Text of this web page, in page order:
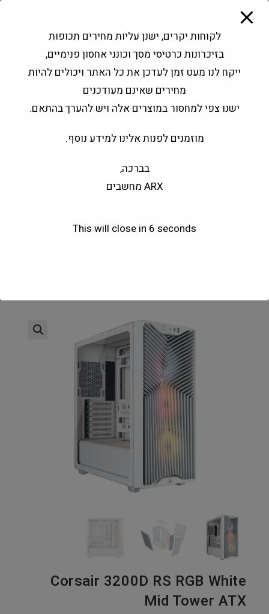
פתח סרגל נגישות
Products
search
החשבון שלי בקשה להצעה
White Mid Tower ATX
Corsair 3200D RS RGB White
Mid Tower ATX
לקוחות יקרים, ישנן עליות מחירים תכופות
בזיכרונות כרטיסי מסך וכונני אחסון פנימיים,
ייקח לנו מעט זמן לעדכן את כל האתר ויכולים להיות
מחירים שאינם מעודכנים
ישנו צפי למחסור במוצרים אלה ויש להערך בהתאם.
מוזמנים לפנות אלינו למידע נוסף.
בברכה,
ARX מחשבים
This will close in 6 seconds